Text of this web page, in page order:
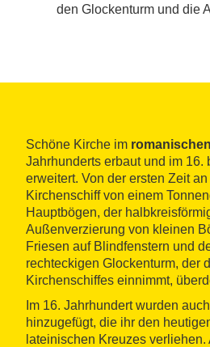
den Glockenturm und die
Schöne Kirche im romanischen
Jahrhunderts erbaut und im 16.
erweitert. Von der ersten Zeit
Kirchenschiff von einem
Hauptbögen, der
Außenverzierung von kleinen
Friesen auf Blindfenstern und
rechteckigen Glockenturm, der
Kirchenschiffes einnimmt,
Im 16. Jahrhundert wurden
hinzugefügt, die ihr den
lateinischen Kreuzes